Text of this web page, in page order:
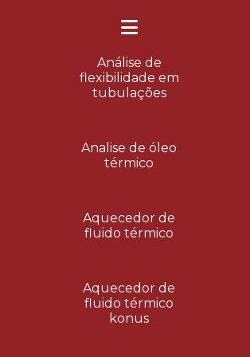
Análise de
flexibilidade em
tubulações
Analise de óleo
térmico
Aquecedor de
fluido térmico
Aquecedor de
fluido térmico
konus